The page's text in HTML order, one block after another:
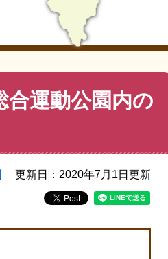
合運動公園内の
更新日：2020年7月1日更新